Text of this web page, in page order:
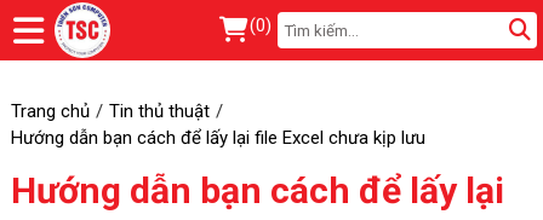
(0)
Trang chủ
Tin thủ thuật
Hướng dẫn bạn cách để lấy lại file Excel chưa kịp lưu
Hướng dẫn bạn cách để lấy lại